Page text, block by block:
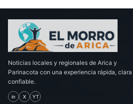
Noticias locales y regionales de Arica y
Parinacota con una experiencia rápida, clara
confiable.
in X YT